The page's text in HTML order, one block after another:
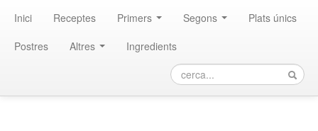
Inici Receptes Primers Segons
Plats únics
Postres
Altres Ingredients